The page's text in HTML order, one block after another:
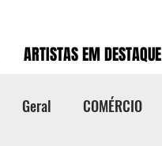
ARTISTAS EM DESTAQUE
Geral COMÉRCIO